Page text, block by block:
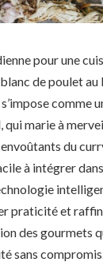
pour une
de poulet
comme
marie à
du
à intégrer
praticité et
des gourmets
sans compromis.